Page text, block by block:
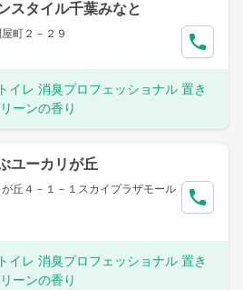
スタイル千葉みなと
町２－２９
イレ 消臭プロフェッショナル 置き
ーンの香り
ユーカリが丘
丘４－１－１スカイプラザモール
イレ 消臭プロフェッショナル 置き
ーンの香り